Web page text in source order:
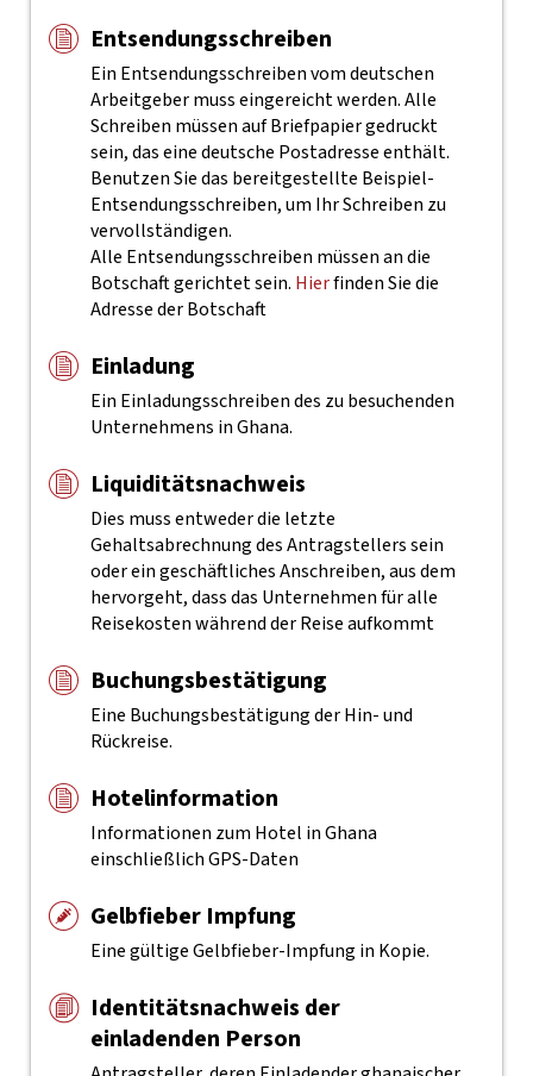
Entsendungsschreiben
Ein Entsendungsschreiben vom deutschen
Arbeitgeber muss eingereicht werden. Alle
Schreiben müssen auf Briefpapier gedruckt
sein, das eine deutsche Postadresse enthält.
Benutzen Sie das bereitgestellte Beispiel-
Entsendungsschreiben, um Ihr Schreiben zu
vervollständigen.
Alle Entsendungsschreiben müssen an die
Botschaft gerichtet sein. Hierfinden Sie die
Adresse der Botschaft
Einladung
Ein Einladungsschreiben des zu besuchenden
Unternehmens in Ghana.
Liquiditätsnachweis
Dies muss entweder die letzte
Gehaltsabrechnung des Antragstellers sein
oder ein geschäftliches Anschreiben, aus dem
hervorgeht, dass das Unternehmen für alle
Reisekosten während der Reise aufkommt
Buchungsbestätigung
Eine Buchungsbestätigung der Hin- und
Rückreise.
Hotelinformation
Informationen zum Hotel in Ghana
einschließlich GPS-Daten
Gelbfieber Impfung
Eine gültige Gelbfieber-Impfung in Kopie.
Identitätsnachweis der
einladenden Person